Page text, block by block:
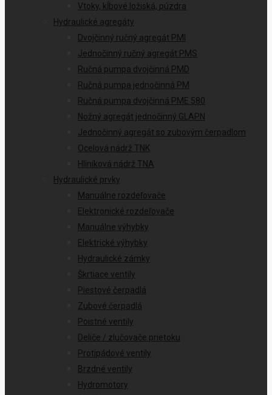
Vtoky, kĺbové ložiská, púzdra
Hydraulické agregáty
Dvojčinný ručný agregát PMI
Jednočinný ručný agregát PMS
Ručná pumpa dvojčinná PMD
Ručná pumpa jednočinná PM
Ručná pumpa dvojčinná PME 580
Nožný agregát jednočinný GLAPN
Jednočinný agregát so zubovým čerpadlom
Ocelová nádrž TNK
Hliníková nádrž TNA
Hydraulické prvky
Manuálne rozdeľovače
Elektronické rozdeľovače
Manuálne výhybky
Elektrické výhybky
Hydraulické zámky
Škrtiace ventily
Piestové čerpadlá
Zubové čerpadlá
Poistné ventily
Deliče / zlučovače prietoku
Protipádové ventily
Brzdné ventily
Hydromotory